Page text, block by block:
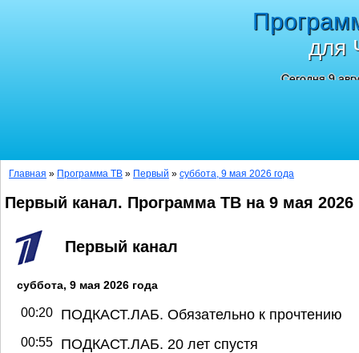
для
Сегодня 9
Главная » Программа ТВ » Первый » суббота, 9 мая 2026 года
Первый канал. Программа ТВ на 9 мая 2026
Первый канал
суббота, 9 мая 2026 года
00:20 ПОДКАСТ.ЛАБ. Обязательно к прочтению
00:55 ПОДКАСТ.ЛАБ. 20 лет спустя